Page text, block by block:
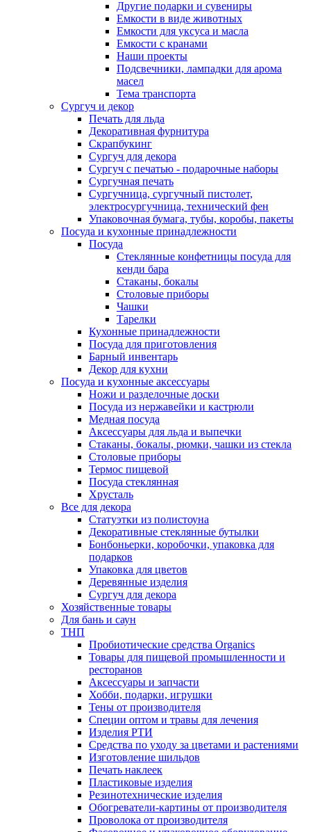
Другие подарки и сувениры
Емкости в виде животных
Емкости для уксуса и масла
Емкости с кранами
Наши проекты
Подсвечники, лампадки для арома
масел
Тема транспорта
Сургуч и декор
Печать для льда
Декоративная фурнитура
Скрапбукинг
Сургуч для декора
Сургуч с печатью - подарочные наборы
Сургучная печать
Сургучница, сургучный пистолет,
электросургучница, технический фен
Упаковочная бумага, тубы, коробы, пакеты
Посуда и кухонные принадлежности
Посуда
Стеклянные конфетницы посуда для
кенди бара
Стаканы, бокалы
Столовые приборы
Чашки
Тарелки
Кухонные принадлежности
Посуда для приготовления
Барный инвентарь
Декор для кухни
Посуда и кухонные аксессуары
Ножи и разделочные доски
Посуда из нержавейки и кастрюли
Медная посуда
Аксессуары для льда и выпечки
Стаканы, бокалы, рюмки, чашки из стекла
Столовые приборы
Термос пищевой
Посуда стеклянная
Хрусталь
Все для декора
Статуэтки из полистоуна
Декоративные стеклянные бутылки
Бонбоньерки, коробочки, упаковка для
подарков
Упаковка для цветов
Деревянные изделия
Сургуч для декора
Хозяйственные товары
Для бань и саун
ТНП
Пробиотические средства Organics
Товары для пищевой промышленности и
ресторанов
Аксессуары и запчасти
Хобби, подарки, игрушки
Тены от производителя
Специи оптом и травы для лечения
Изделия РТИ
Средства по уходу за цветами и растениями
Изготовление шильдов
Печать наклеек
Пластиковые изделия
Резинотехнические изделия
Обогреватели-картины от производителя
Проволока от производителя